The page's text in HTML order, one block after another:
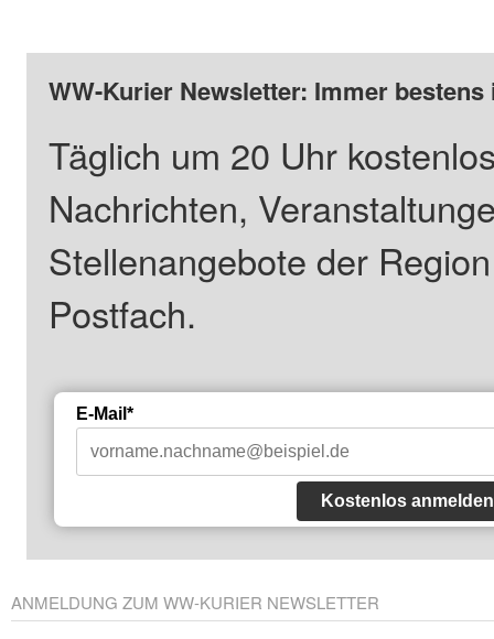
WW-Kurier Newsletter: Immer
Täglich um 20 Uhr
Nachrichten,
Stellenangebote der
Postfach.
E-Mail*
Kostenlos anmelden
ANMELDUNG ZUM WW-KURIER NEWSLETTER